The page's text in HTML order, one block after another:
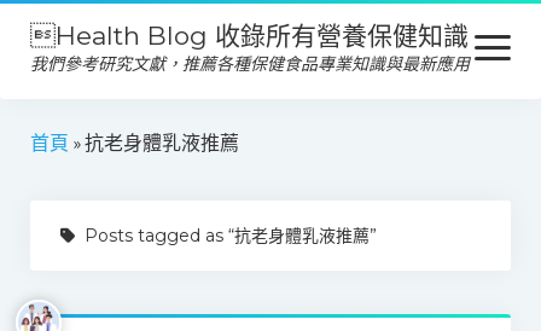
Health Blog 收錄所有營養保健知識
我們參考研究文獻，推薦各種保健食品專業知識與最新應用
open
menu
營養保健
產品推薦
首頁 »抗老身體乳液推薦
Posts tagged as “抗老身體乳液推薦”